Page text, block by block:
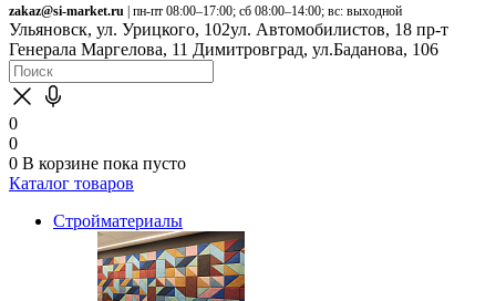
zakaz@si-market.ru | пн-пт 08:00–17:00; сб 08:00–14:00; вс: выходной
Ульяновск, ул. Урицкого, 102ул. Автомобилистов, 18 пр-т
Генерала Маргелова, 11 Димитровград, ул.Баданова, 106
0
0
0 В корзине пока пусто
Каталог товаров
Стройматериалы